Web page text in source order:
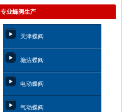
专业蝶阀生产
天津蝶阀
塘沽蝶阀
电动蝶阀
气动蝶阀